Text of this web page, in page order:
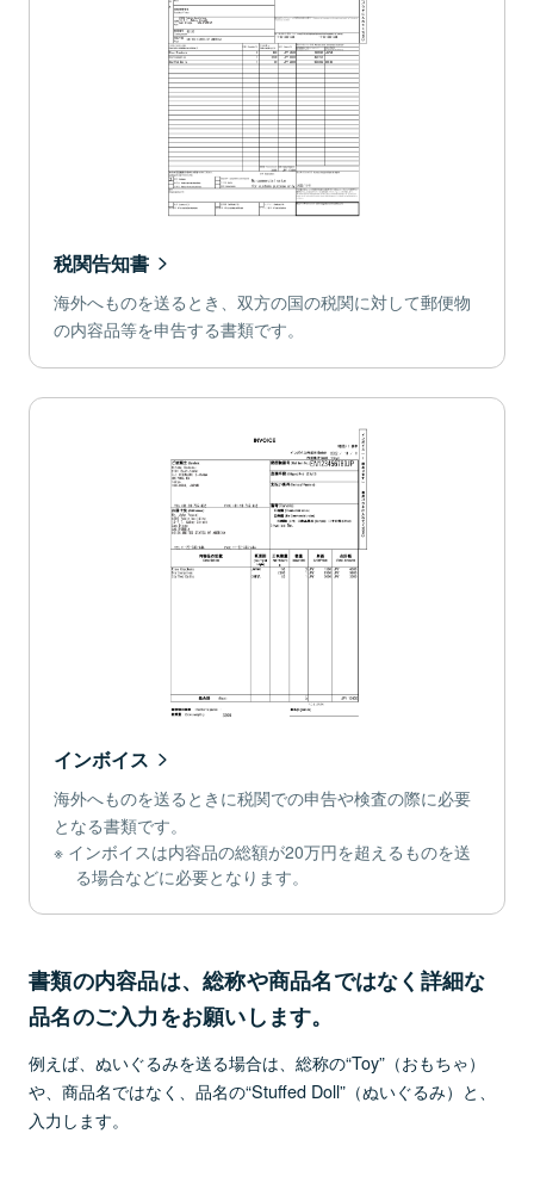
税関告知書
海外へものを送るとき、双方の国の税関に対して郵便物
の内容品等を申告する書類です。
インボイス
海外へものを送るときに税関での申告や検査の際に必要
となる書類です。
インボイスは内容品の総額が20万円を超えるものを送
る場合などに必要となります。
書類の内容品は、総称や商品名ではなく詳細な
品名のご入力をお願いします。
例えば、ぬいぐるみを送る場合は、総称の“Toy”（おもちゃ）
や、商品名ではなく、品名の“Stuffed Doll”（ぬいぐるみ）と、
入力します。